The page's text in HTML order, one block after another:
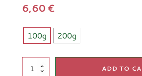
6,60€
100g 200g
Paté
ADD TO